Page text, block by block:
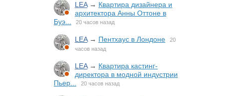
LEA→ Квартира дизайнера и
архитектора Анны Оттоне в
Буэ...
20 часов назад
LEA→ Пентхаус в Лондоне
20
часов назад
LEA→ Квартира кастинг-
директора в модной индустрии
Пьер...
20 часов назад